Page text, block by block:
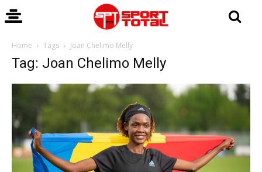
Home Tags Joan Chelimo Melly
Tag: Joan Chelimo Melly